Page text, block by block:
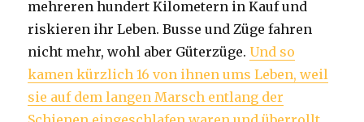
mehreren hundert Kilometern in Kauf und
riskieren ihr Leben. Busse und Züge fahren
nicht mehr, wohl aber Güterzüge. Und so
kamen kürzlich 16 von ihnen ums Leben, weil
sie auf dem langen Marsch entlang der